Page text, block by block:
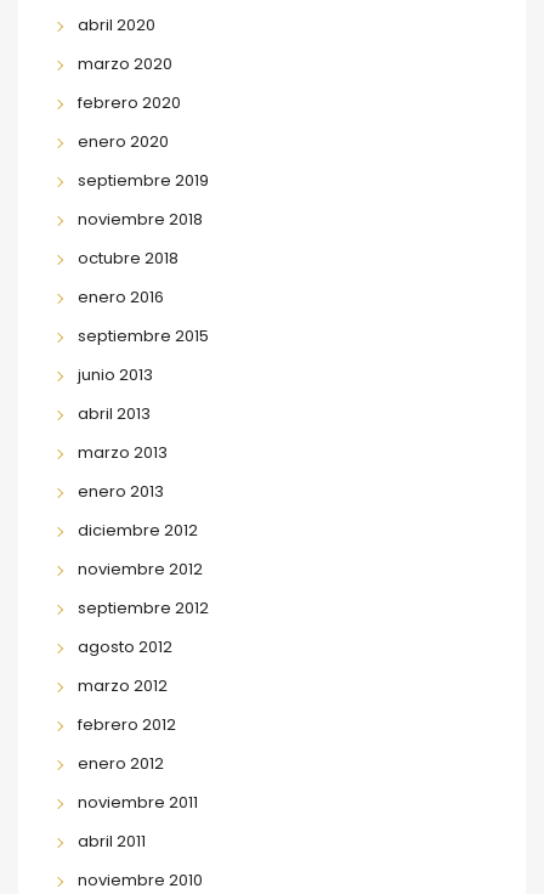
abril 2020
marzo 2020
febrero 2020
enero 2020
septiembre 2019
noviembre 2018
octubre 2018
enero 2016
septiembre 2015
junio 2013
abril 2013
marzo 2013
enero 2013
diciembre 2012
noviembre 2012
septiembre 2012
agosto 2012
marzo 2012
febrero 2012
enero 2012
noviembre 2011
abril 2011
noviembre 2010